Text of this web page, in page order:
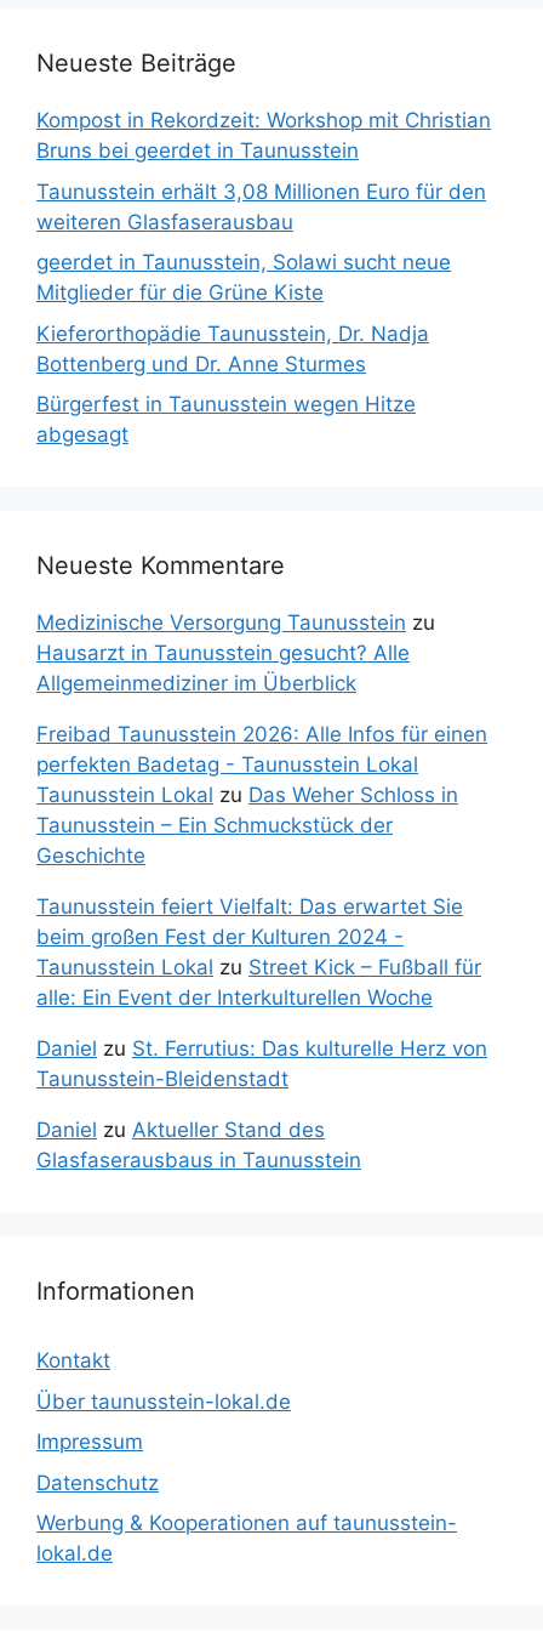
Neueste Beiträge
Kompost in Rekordzeit: Workshop mit Christian
Bruns bei geerdet in Taunusstein
Taunusstein erhält 3,08 Millionen Euro für den
weiteren Glasfaserausbau
geerdet in Taunusstein, Solawi sucht neue
Mitglieder für die Grüne Kiste
Kieferorthopädie Taunusstein, Dr. Nadja
Bottenberg und Dr. Anne Sturmes
Bürgerfest in Taunusstein wegen Hitze
abgesagt
Neueste Kommentare
Medizinische Versorgung Taunusstein zu
Hausarzt in Taunusstein gesucht? Alle
Allgemeinmediziner im Überblick
Freibad Taunusstein 2026: Alle Infos für einen
perfekten Badetag - Taunusstein Lokal
Taunusstein Lokal zu Das Weher Schloss in
Taunusstein – Ein Schmuckstück der
Geschichte
Taunusstein feiert Vielfalt: Das erwartet Sie
beim großen Fest der Kulturen 2024 -
Taunusstein Lokal zu Street Kick – Fußball für
alle: Ein Event der Interkulturellen Woche
Daniel zu St. Ferrutius: Das kulturelle Herz von
Taunusstein-Bleidenstadt
Daniel zu Aktueller Stand des
Glasfaserausbaus in Taunusstein
Informationen
Kontakt
Über taunusstein-lokal.de
Impressum
Datenschutz
Werbung & Kooperationen auf taunusstein-
lokal.de